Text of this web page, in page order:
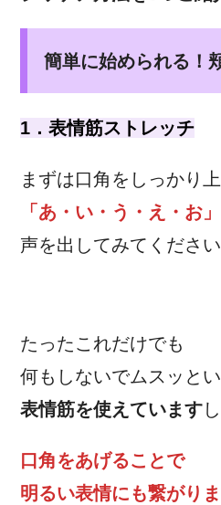
簡単に始められる！
1．表情筋ストレッチ
まずは口角をしっかり
「あ・い・う・え・お」
声を出してみてください
たったこれだけでも
何もしないでムスッと
表情筋を使えています
口角をあげることで
明るい表情にも繋がり